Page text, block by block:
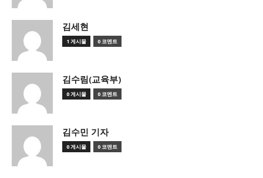
김세현
1 게시물 0 코멘트
김수림(교육부)
0 게시물 0 코멘트
김수민 기자
0 게시물 0 코멘트